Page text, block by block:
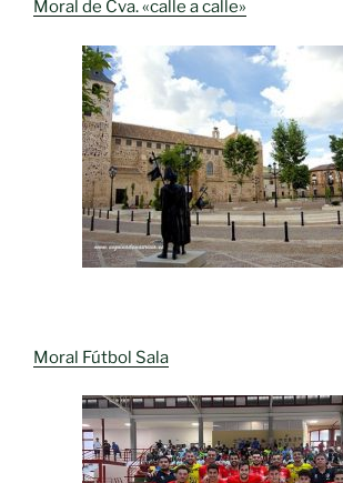
Moral de Cva. «calle a calle»
Moral Fútbol Sala